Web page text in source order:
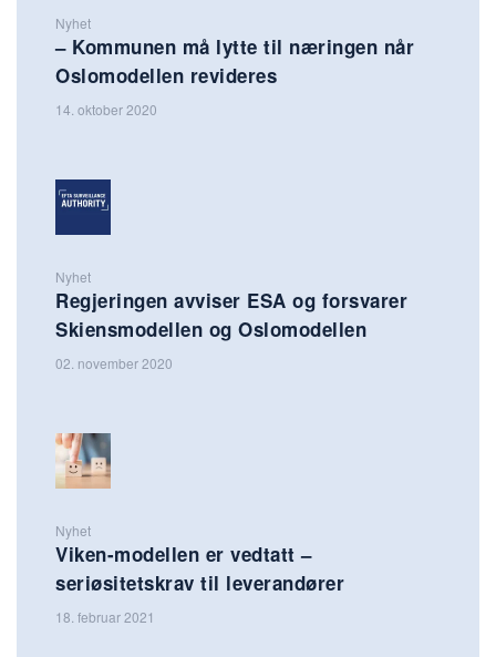
Nyhet
– Kommunen må lytte til næringen når
Oslomodellen revideres
14. oktober 2020
Nyhet
Regjeringen avviser ESA og forsvarer
Skiensmodellen og Oslomodellen
02. november 2020
Nyhet
Viken-modellen er vedtatt –
seriøsitetskrav til leverandører
18. februar 2021